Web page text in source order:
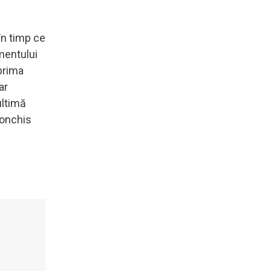
timp ce